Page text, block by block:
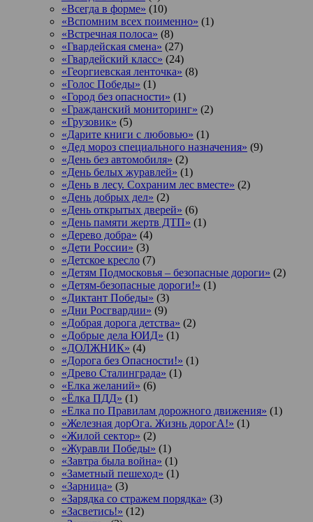
«Всегда в форме» (10)
«Вспомним всех поименно» (1)
«Встречная полоса» (8)
«Гвардейская смена» (27)
«Гвардейский класс» (24)
«Георгиевская ленточка» (8)
«Голос Победы» (1)
«Город без опасности» (1)
«Гражданский мониторинг» (2)
«Грузовик» (5)
«Дарите книги с любовью» (1)
«Дед мороз специального назначения» (9)
«День без автомобиля» (2)
«День белых журавлей» (1)
«День в лесу. Сохраним лес вместе» (2)
«День добрых дел» (2)
«День открытых дверей» (6)
«День памяти жертв ДТП» (1)
«Дерево добра» (4)
«Дети России» (3)
«Детское кресло (7)
«Детям Подмосковья – безопасные дороги» (2)
«Детям-безопасные дороги!» (1)
«Диктант Победы» (3)
«Дни Росгвардии» (9)
«Добрая дорога детства» (2)
«Добрые дела ЮИД» (1)
«ДОЛЖНИК» (4)
«Дорога без Опасности!» (1)
«Древо Сталинграда» (1)
«Елка желаний» (6)
«Ёлка ПДД» (1)
«Елка по Правилам дорожного движения» (1)
«Железная дорОга. Жизнь дорогА!» (1)
«Жилой сектор» (2)
«Журавли Победы» (1)
«Завтра была война» (1)
«Заметный пешеход» (1)
«Зарница» (3)
«Зарядка со стражем порядка» (3)
«Засветись!» (12)